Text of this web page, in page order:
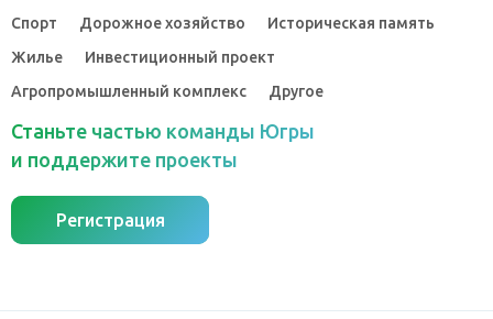
Спорт Дорожное хозяйство
Историческая память
Жилье
Инвестиционный проект
Агропромышленный комплекс
Другое
Станьте частью команды Югры
и поддержите проекты
Регистрация